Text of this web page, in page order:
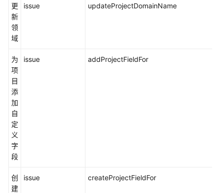
更
新
领
域
issue updateProjectDomainName
为
项
目
添
加
自
定
义
字
段
issue addProjectFieldFor
创
建
issue createProjectFieldFor